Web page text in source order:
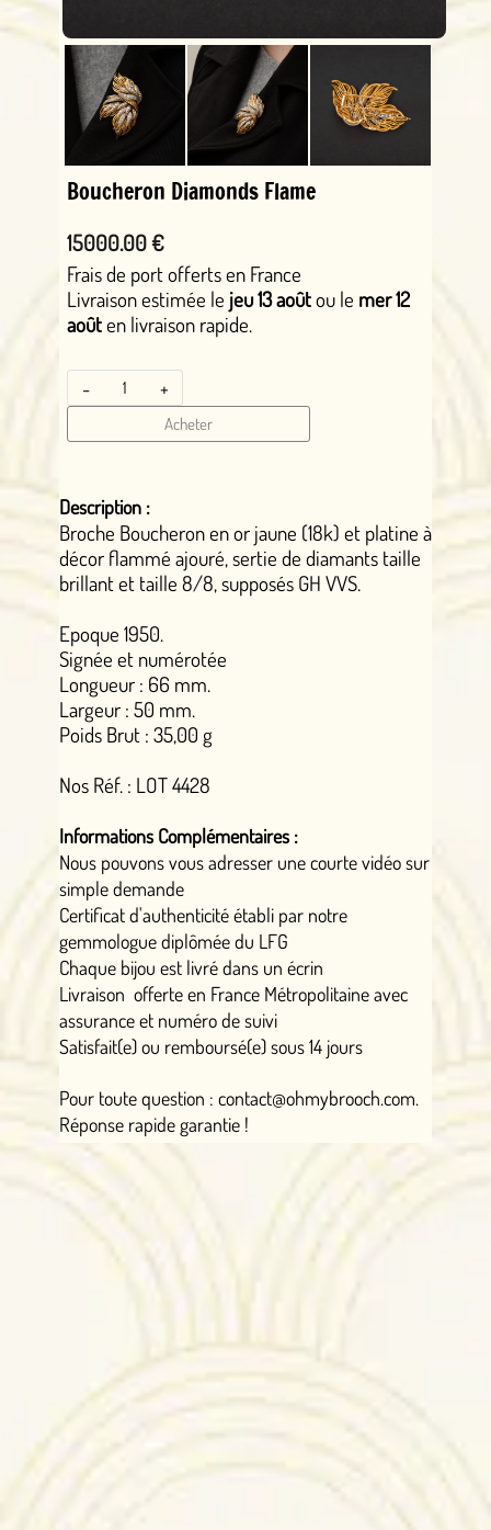
Boucheron Diamonds Flame
15000.00 €
Frais de port offerts en France
Livraison estimée le jeu 13 aoûtou le mer 12
aoûten livraison rapide.
- +
Acheter
Description :
Broche Boucheron en or jaune (18k) et platine à
décor flammé ajouré, sertie de diamants taille
brillant et taille 8/8, supposés GH VVS.
Epoque 1950.
Signée et numérotée
Longueur : 66 mm.
Largeur : 50 mm.
Poids Brut : 35,00 g
Nos Réf. : LOT 4428
Informations Complémentaires :
Nous pouvons vous adresser une courte vidéo sur
simple demande
Certificat d'authenticité établi par notre
gemmologue diplômée du LFG
Chaque bijou est livré dans un écrin
Livraison offerte en France Métropolitaine avec
assurance et numéro de suivi
Satisfait(e) ou remboursé(e) sous 14 jours
Pour toute question : contact@ohmybrooch.com.
Réponse rapide garantie !